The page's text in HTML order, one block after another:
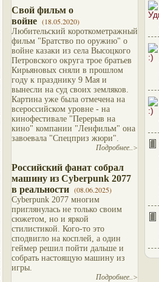
Свой фильм о
войне (18.05.2020)
Любительский короткометражный
фильм "Братство по оружию" о
войне казаки из села Высоцкого
Петровского округа трое братьев
Кирьяновых сняли в прошлом
году к празднику 9 Мая и
вынесли на суд своих земляков.
Картина уже была отмечена на
всероссийском уровне - на
кинофестивале "Перерыв на
кино" компании "Ленфильм" она
завоевала "Спецприз жюри".
Подробнее..>
Российский фанат собрал
машину из Cyberpunk 2077
в реальности (08.06.2025)
Cyberpunk 2077 многим
приглянулась не только своим
сюжетом, но и яркой
стилистикой. Кого-то это
сподвигло на косплей, а один
геймер решил пойти дальше и
собрать настоящую машину из
игры.
Подробнее..>